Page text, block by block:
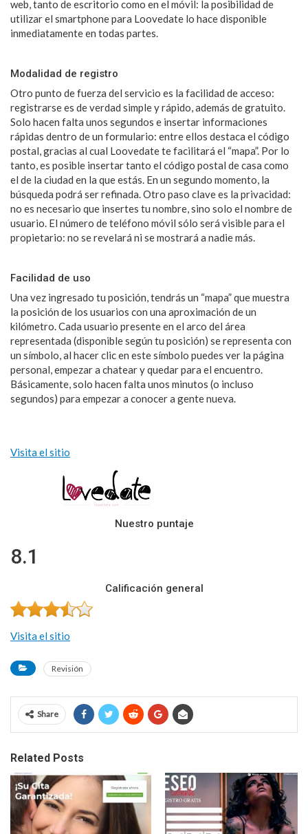
web, tanto de escritorio como en el móvil: la posibilidad de
utilizar el smartphone para Loovedate lo hace disponible
inmediatamente en todas partes.
Modalidad de registro
Otro punto de fuerza del servicio es la facilidad de acceso:
registrarse es de verdad simple y rápido, además de gratuito.
Solo hacen falta unos segundos e insertar informaciones
rápidas dentro de un formulario: entre ellos destaca el código
postal, gracias al cual Loovedate te facilitará el “mapa”. Por lo
tanto, es posible insertar tanto el código postal de casa como
el de la ciudad en la que estás. En un segundo momento, la
búsqueda podrá ser refinada. Otro paso clave es la privacidad:
no es necesario que insertes tu nombre, sino solo el nombre de
usuario. El número de teléfono móvil sólo será visible para el
propietario: no se revelará ni se mostrará a nadie más.
Facilidad de uso
Una vez ingresado tu posición, tendrás un “mapa” que muestra
la posición de los usuarios con una aproximación de un
kilómetro. Cada usuario presente en el arco del área
representada (disponible según tu posición) se representa con
un símbolo, al hacer clic en este símbolo puedes ver la página
personal, empezar a chatear y quedar para el encuentro.
Básicamente, solo hacen falta unos minutos (o incluso
segundos) para empezar a conocer a gente nueva.
Visita el sitio
Nuestro puntaje
8.1
Calificación general
Visita el sitio
Revisión
Share
Related Posts